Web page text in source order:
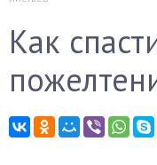
Как